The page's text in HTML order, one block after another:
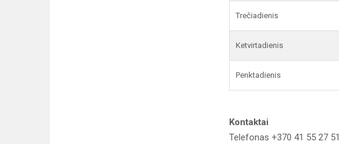
Trečiadienis
Ketvirtadienis
Penktadienis
Kontaktai
Telefonas +370 41 55 27 51